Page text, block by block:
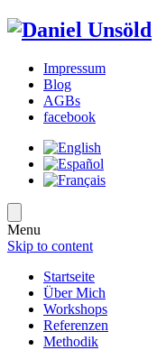
Impressum
Blog
AGBs
facebook
Menu
Skip to content
Startseite
Über Mich
Workshops
Referenzen
Methodik